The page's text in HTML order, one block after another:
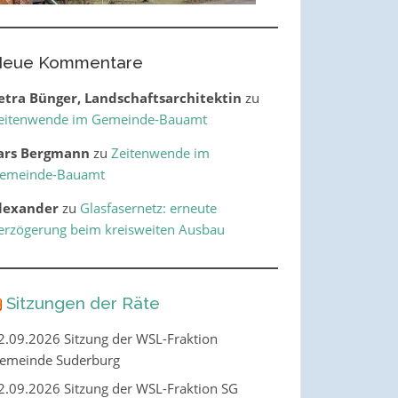
Kommentare
Bünger, Landschaftsarchitektin zu
im Gemeinde-Bauamt
Bergmann zu Zeitenwende im
Bauamt
zu Glasfasernetz: erneute
beim kreisweiten Ausbau
Sitzungen der Räte
Sitzung der WSL-Fraktion
Suderburg
Sitzung der WSL-Fraktion SG